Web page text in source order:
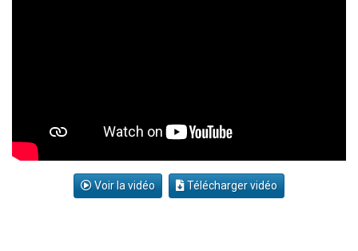
Voir la vidéo Télécharger vidéo